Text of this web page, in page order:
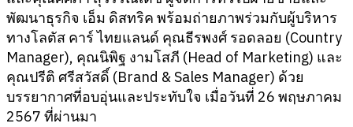
พัฒนาธุรกิจ เอ็ม ดิสทริค พร้อมถ่ายภาพร่วมกับผู้บริหาร
ทางโลตัส คาร์ ไทยแลนด์ คุณธีรพงศ์ รอดลอย (Country
Manager), คุณนิพิฐ งามโสภี (Head of Marketing) และ
คุณปรีติ ศรีสวัสดิ์ (Brand & Sales Manager) ด้วย
บรรยากาศที่อบอุ่นและประทับใจ เมื่อวันที่ 26 พฤษภาคม
2567 ที่ผ่านมา